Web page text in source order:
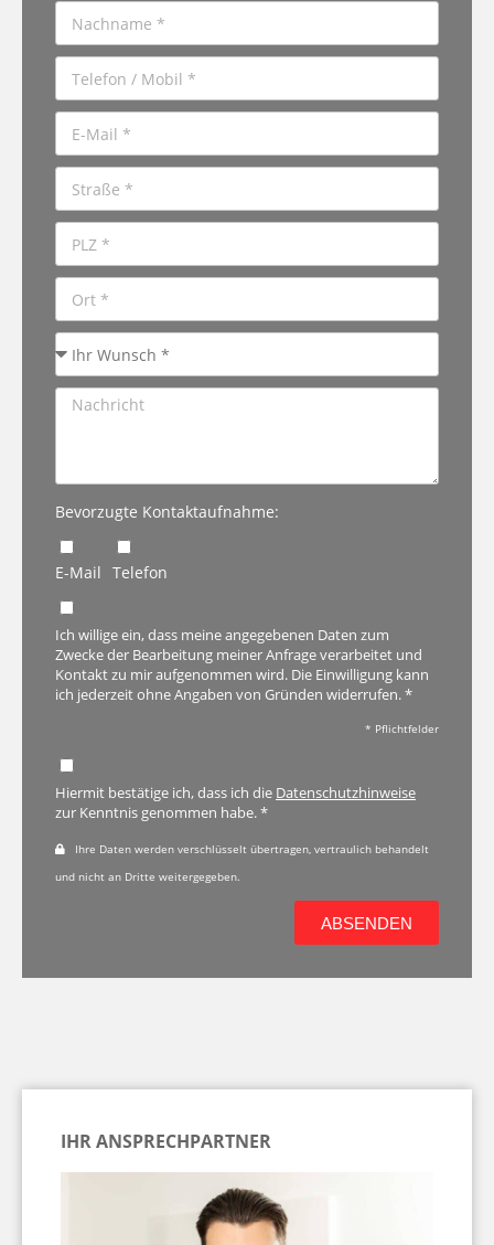
Bevorzugte Kontaktaufnahme:
E-Mail Telefon
Ich willige ein, dass meine angegebenen Daten zum
Zwecke der Bearbeitung meiner Anfrage verarbeitet und
Kontakt zu mir aufgenommen wird. Die Einwilligung kann
ich jederzeit ohne Angaben von Gründen widerrufen. *
* Pflichtfelder
Hiermit bestätige ich, dass ich die Datenschutzhinweise
zur Kenntnis genommen habe. *
Ihre Daten werden verschlüsselt übertragen, vertraulich behandelt
und nicht an Dritte weitergegeben.
ABSENDEN
IHR ANSPRECHPARTNER